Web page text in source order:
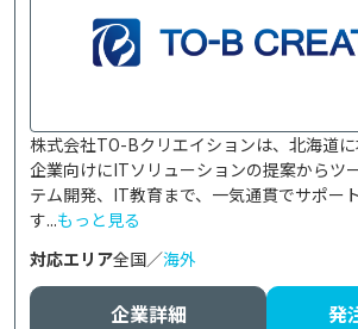
株式会社TO-Bクリエイションは、北海道
企業向けにITソリューションの提案からツ
テム開発、IT教育まで、一気通貫でサポー
す...もっと見る
対応エリア全国／海外
企業詳細 発